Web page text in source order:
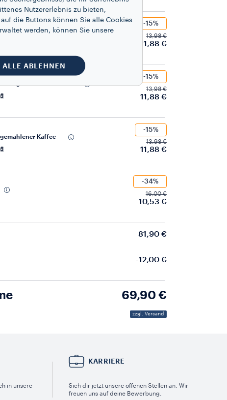
Classico gemahlener Kaffee
-15%
13,98 €
11,88 €
-15%
13,98 €
11,88 €
Kaffee
-15%
13,98 €
11,88 €
-34%
16,00 €
10,53 €
81,90 €
-12,00 €
69,90 €
zzgl. Versand
in unsere
KARRIERE
Sieh dir jetzt unsere offenen Stellen an. Wir
freuen uns auf deine Bewerbung.
Nutzererlebnis zu bieten,
die Buttons können Sie alle Cookies
werden, können Sie unsere
ALLE ABLEHNEN